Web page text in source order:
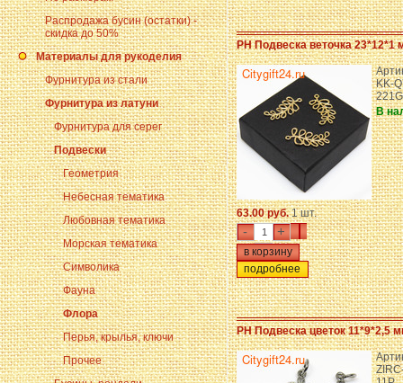
Распродажа бусин (остатки) -
скидка до 50%
Материалы для рукоделия
Фурнитура из стали
Фурнитура из латуни
Фурнитура для серег
Подвески
Геометрия
Небесная тематика
Любовная тематика
Морская тематика
Символика
Фауна
Флора
Перья, крылья, ключи
Прочее
PH Подвеска веточка 23*12*1
KK-
221G
В
63.00 руб.1 шт.
- +
подробнее
PH Подвеска цветок 11*9*2,5